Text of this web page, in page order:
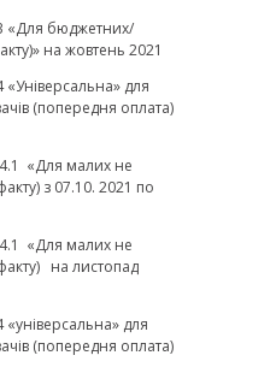
«Для бюджетних/
на жовтень 2021
для
(попередня оплата)
«Для малих не
з 07.10. 2021 по
«Для малих не
на листопад
для
(попередня оплата)